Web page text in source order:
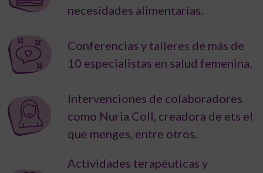
necesidades alimentarias.
Conferencias y talleres de más de
10 especialistas en salud femenina.
Intervenciones de colaboradores
como Nuria Coll, creadora de ets el
que menges, entre otros.
Actividades terapéuticas y